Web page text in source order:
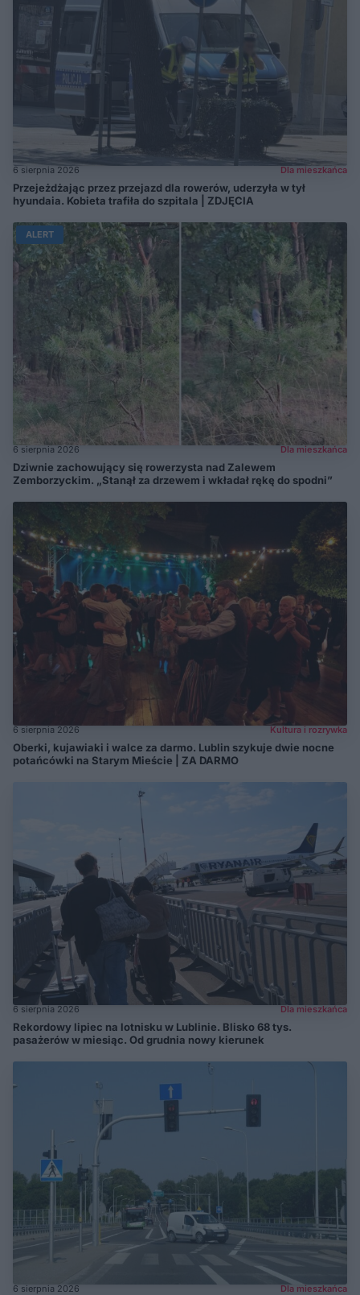
6 sierpnia 2026 Dla mieszkańca
Przejeżdżając przez przejazd dla rowerów, uderzyła w tył
hyundaia. Kobieta trafiła do szpitala | ZDJĘCIA
ALERT
6 sierpnia 2026 Dla mieszkańca
Dziwnie zachowujący się rowerzysta nad Zalewem
Zemborzyckim. „Stanął za drzewem i wkładał rękę do spodni”
6 sierpnia 2026 Kultura i rozrywka
Oberki, kujawiaki i walce za darmo. Lublin szykuje dwie nocne
potańcówki na Starym Mieście | ZA DARMO
6 sierpnia 2026 Dla mieszkańca
Rekordowy lipiec na lotnisku w Lublinie. Blisko 68 tys.
pasażerów w miesiąc. Od grudnia nowy kierunek
6 sierpnia 2026 Dla mieszkańca